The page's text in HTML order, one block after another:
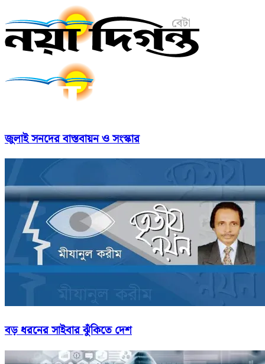
জুলাই সনদের বাস্তবায়ন ও সংস্কার
বড় ধরনের সাইবার ঝুঁকিতে দেশ